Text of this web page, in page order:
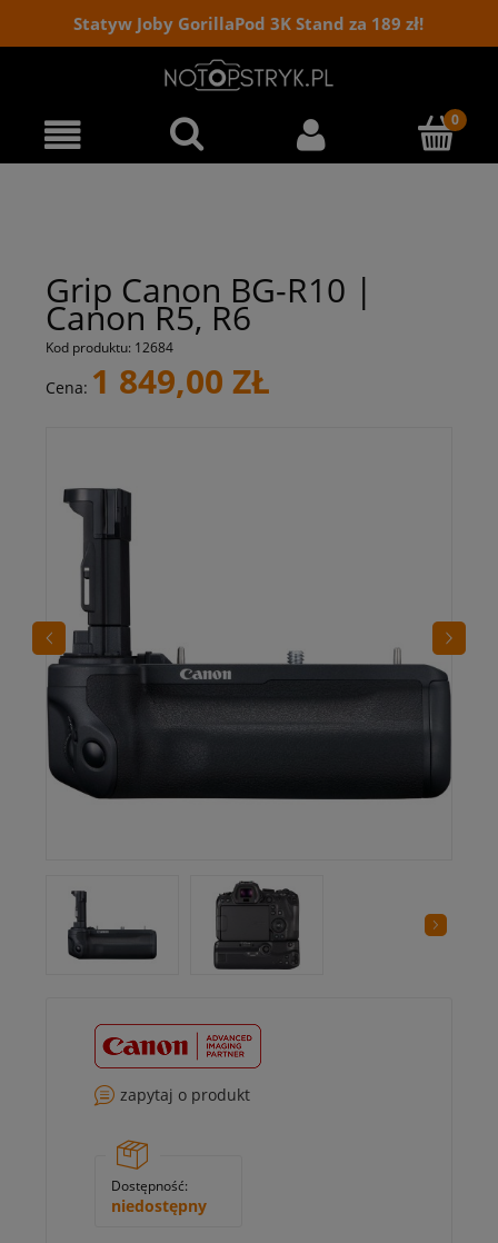
Statyw Joby GorillaPod 3K Stand za 189 zł!
Grip Canon BG-R10 |
Canon R5, R6
Kod produktu: 12684
Cena: 1 849,00 ZŁ
zapytaj o produkt
Dostępność:
niedostępny